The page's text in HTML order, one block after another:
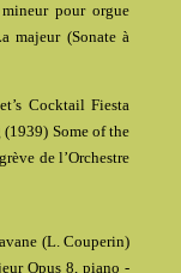
pour orgue
majeur (Sonate à
Cocktail Fiesta
Some of the
de l’Orchestre
(L. Couperin)
Opus 8, piano -